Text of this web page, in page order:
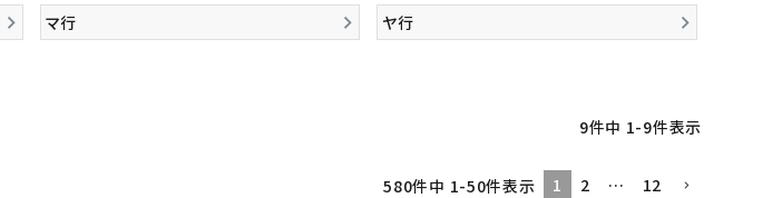
マ行 ヤ行
9件中 1-9件表示
580件中 1-50件表示 1 2 … 12